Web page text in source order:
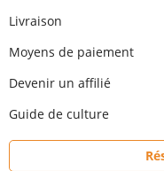
Livraison
Moyens de paiement
Devenir un affilié
Guide de culture